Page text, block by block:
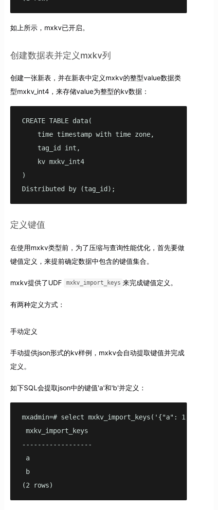
如上所示，mxkv已开启。
创建数据表并定义mxkv列
创建一张新表，并在新表中定义mxkv的整型value数据类
型mxkv_int4，来存储value为整型的kv数据：
CREATE TABLE data(
    time timestamp with time zone,
    tag_id int,
    kv mxkv_int4
)
Distributed by (tag_id);
定义键值
在使用mxkv类型前，为了压缩与查询性能优化，首先要做
键值定义，来提前确定数据中包含的键值集合。
mxkv提供了UDF mxkv_import_keys 来完成键值定义。
有两种定义方式：
手动定义
手动提供json形式的kv样例，mxkv会自动提取键值并完成
定义。
如下SQL会提取json中的键值'a'和'b'并定义：
mxadmin=# select mxkv_import_keys('{"a": 1, "b":
mxkv_import_keys
------------------
a
b
(2 rows)